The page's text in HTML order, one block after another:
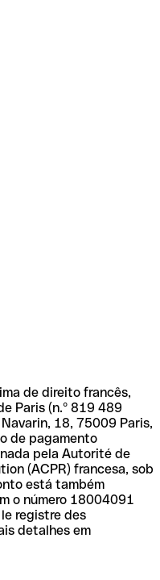
de direito francês,
Paris (n.º 819 489
18, 75009 Paris,
de pagamento
pela Autorité de
(ACPR) francesa, sob
está também
o número 18004091
registre des
detalhes em